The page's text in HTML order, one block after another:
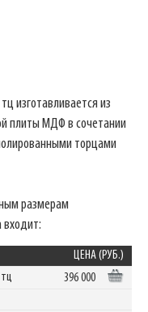
изготавливается из
плиты МДФ в сочетании
торцами
размерам
ЦЕНА (РУБ.)
396 000